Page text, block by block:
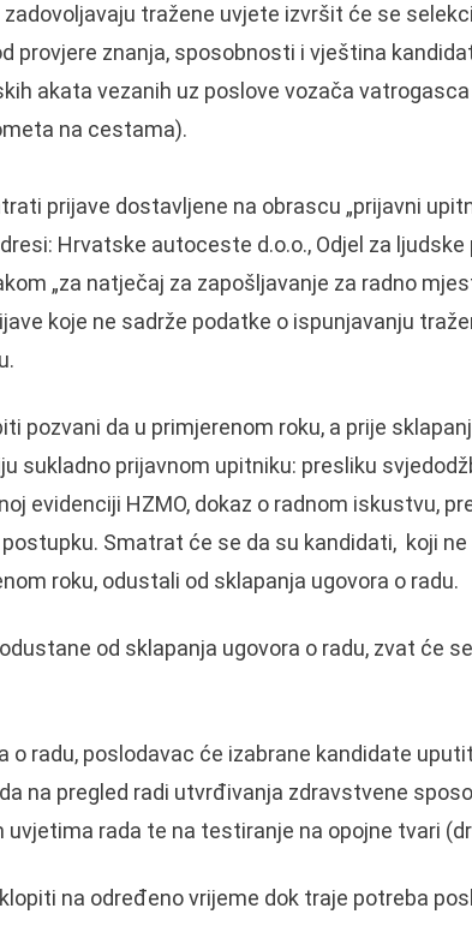
tražene uvjete izvršit će se
provjere znanja, sposobnosti i vještina
akata vezanih uz poslove vozača
na cestama).
prijave dostavljene na obrascu „prijavni
Hrvatske autoceste d.o.o., Odjel za ljudske
„za natječaj za zapošljavanje za radno
koje ne sadrže podatke o ispunjavanju
pozvani da u primjerenom roku, a prije
sukladno prijavnom upitniku: presliku
evidenciji HZMO, dokaz o radnom iskustvu,
Smatrat će se da su kandidati, koji
roku, odustali od sklapanja ugovora o radu.
od sklapanja ugovora o radu, zvat će
o radu, poslodavac će izabrane kandidate
na pregled radi utvrđivanja zdravstvene
uvjetima rada te na testiranje na opojne tvari
na određeno vrijeme dok traje potreba